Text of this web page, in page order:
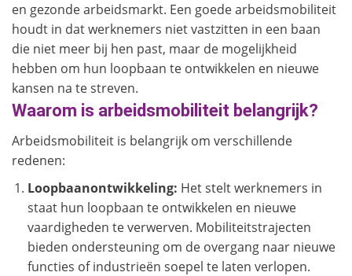
en gezonde arbeidsmarkt. Een goede arbeidsmobiliteit
houdt in dat werknemers niet vastzitten in een baan
die niet meer bij hen past, maar de mogelijkheid
hebben om hun loopbaan te ontwikkelen en nieuwe
kansen na te streven.
Waarom is arbeidsmobiliteit belangrijk?
Arbeidsmobiliteit is belangrijk om verschillende
redenen:
Loopbaanontwikkeling: Het stelt werknemers in
staat hun loopbaan te ontwikkelen en nieuwe
vaardigheden te verwerven. Mobiliteitstrajecten
bieden ondersteuning om de overgang naar nieuwe
functies of industrieën soepel te laten verlopen.